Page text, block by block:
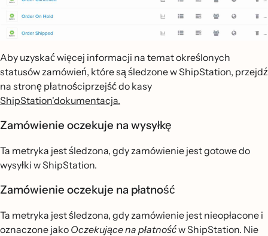
Aby uzyskać więcej informacji na temat określonych
statusów zamówień, które są śledzone w ShipStation, przejdź
na stronę płatnościprzejść do kasy
ShipStation'dokumentacja.
Zamówienie oczekuje na wysyłkę
Ta metryka jest śledzona, gdy zamówienie jest gotowe do
wysyłki w ShipStation.
Zamówienie oczekuje na płatność
Ta metryka jest śledzona, gdy zamówienie jest nieopłacone i
oznaczone jako Oczekujące na płatnośćw ShipStation. Nie